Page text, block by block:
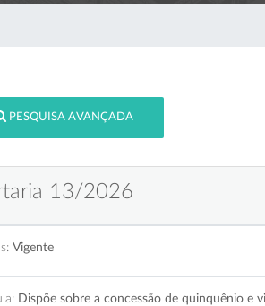
PESQUISA AVANÇADA
13/2026
Vigente
Dispõe sobre a concessão de quinquênio e